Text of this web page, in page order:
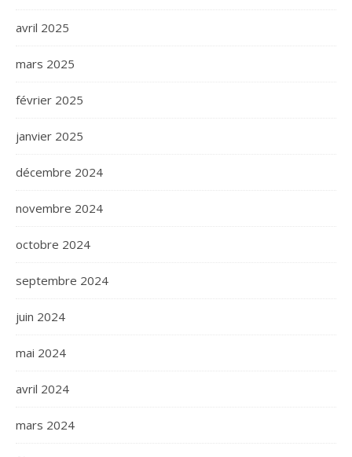
avril 2025
mars 2025
février 2025
janvier 2025
décembre 2024
novembre 2024
octobre 2024
septembre 2024
juin 2024
mai 2024
avril 2024
mars 2024